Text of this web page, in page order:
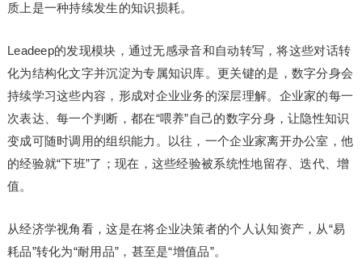
质上是一种持续发生的知识损耗。
Leadeep的发现模块，通过无感录音和自动转写，将这些对话转
化为结构化文字并沉淀为专属知识库。更关键的是，数字分身会
持续学习这些内容，形成对企业业务的深层理解。企业家的每一
次表达、每一个判断，都在“喂养”自己的数字分身，让隐性知识
变成可随时调用的组织能力。以往，一个企业家离开办公室，他
的经验就“下班”了；现在，这些经验被系统性地留存、迭代、增
值。
从经济学视角看，这是在将企业决策者的个人认知资产，从“易
耗品”转化为“耐用品”，甚至是“增值品”。